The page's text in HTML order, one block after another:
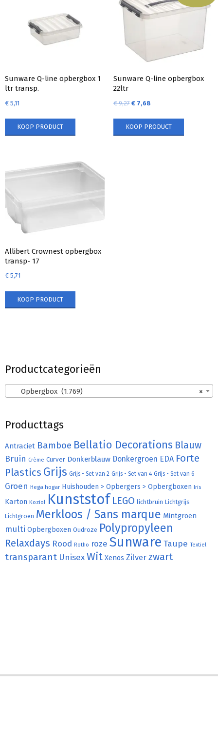
Sunware Q-line opbergbox 1
ltr transp.
€ 5,11
KOOP PRODUCT
Sunware Q-line opbergbox
22ltr
€9,27 €7,68
KOOP PRODUCT
Allibert Crownest opbergbox
transp- 17
€ 5,71
KOOP PRODUCT
Productcategorieën
×
Opbergbox (1.769)
Producttags
Antraciet Bamboe Bellatio Decorations Blauw
Bruin Crème Curver Donkerblauw Donkergroen EDA Forte
Plastics Grijs Grijs - Set van 2 Grijs - Set van 4 Grijs - Set van 6
Groen Hega hogar Huishouden > Opbergers > Opbergboxen Iris
Karton Koziol Kunststof LEGO lichtbruin Lichtgrijs
Lichtgroen Merkloos / Sans marque Mintgroen
multi Opbergboxen Oudroze Polypropyleen
Relaxdays Rood Rotho roze Sunware Taupe Textiel
transparant UnisexWit Xenos Zilver zwart